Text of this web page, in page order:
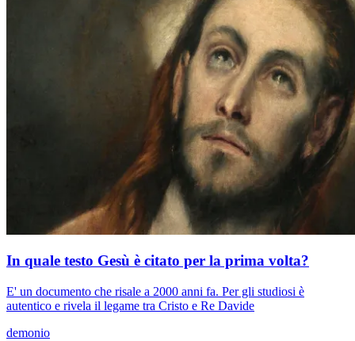
In quale testo Gesù è citato per la prima volta?
E' un documento che risale a 2000 anni fa. Per gli studiosi è
autentico e rivela il legame tra Cristo e Re Davide
demonio